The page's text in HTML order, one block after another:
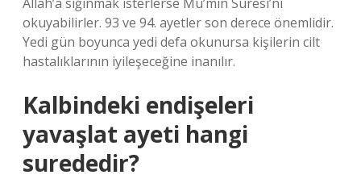
okuyabilirler. 93 ve 94. ayetler son derece önemlidir.
Yedi gün boyunca yedi defa okunursa kişilerin cilt
hastalıklarının iyileşeceğine inanılır.
Kalbindeki endişeleri
yavaşlat ayeti hangi
surededir?